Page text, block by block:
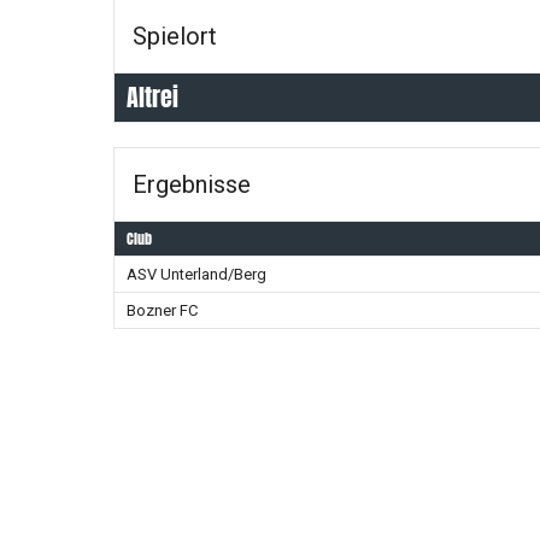
Spielort
Altrei
Ergebnisse
Club
ASV Unterland/Berg
Bozner FC